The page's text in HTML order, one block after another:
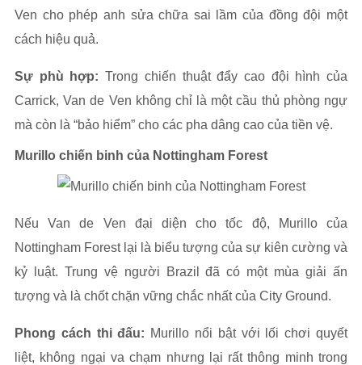
Ven cho phép anh sửa chữa sai lầm của đồng đội một
cách hiệu quả.
Sự phù hợp: Trong chiến thuật đẩy cao đội hình của
Carrick, Van de Ven không chỉ là một cầu thủ phòng ngự
mà còn là “bảo hiểm” cho các pha dâng cao của tiền vệ.
Murillo chiến binh của Nottingham Forest
Nếu Van de Ven đại diện cho tốc độ, Murillo của
Nottingham Forest lại là biểu tượng của sự kiên cường và
kỷ luật. Trung vệ người Brazil đã có một mùa giải ấn
tượng và là chốt chặn vững chắc nhất của City Ground.
Phong cách thi đấu: Murillo nổi bật với lối chơi quyết
liệt, không ngại va chạm nhưng lại rất thông minh trong